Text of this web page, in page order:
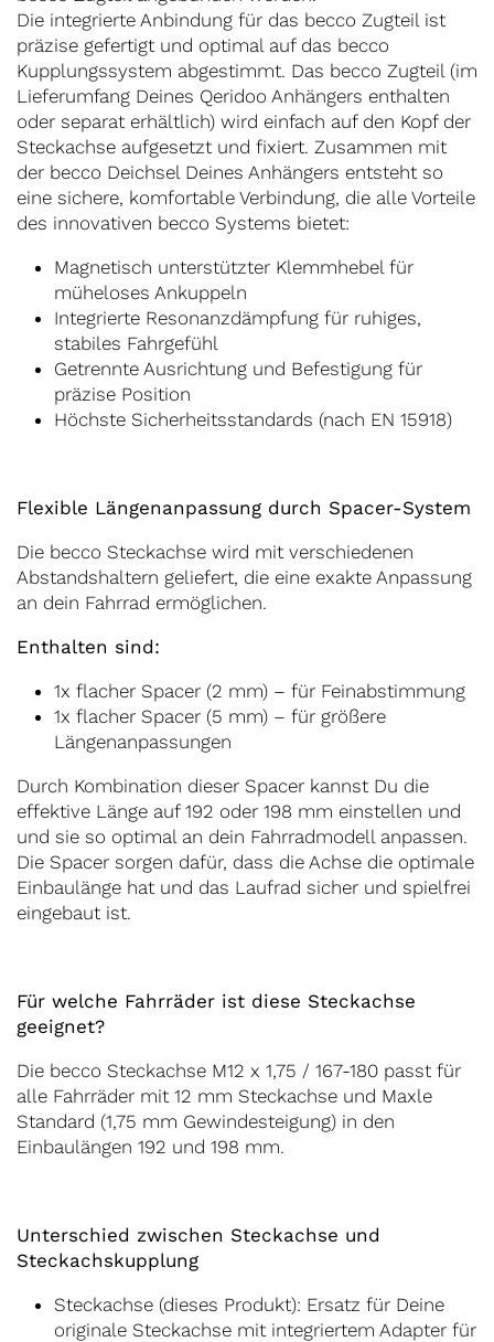
Die integrierte Anbindung für das becco Zugteil ist
präzise gefertigt und optimal auf das becco
Kupplungssystem abgestimmt. Das becco Zugteil (im
Lieferumfang Deines Qeridoo Anhängers enthalten
oder separat erhältlich) wird einfach auf den Kopf der
Steckachse aufgesetzt und fixiert. Zusammen mit
der becco Deichsel Deines Anhängers entsteht so
eine sichere, komfortable Verbindung, die alle Vorteile
des innovativen becco Systems bietet:
Magnetisch unterstützter Klemmhebel für
müheloses Ankuppeln
Integrierte Resonanzdämpfung für ruhiges,
stabiles Fahrgefühl
Getrennte Ausrichtung und Befestigung für
präzise Position
Höchste Sicherheitsstandards (nach EN 15918)
Flexible Längenanpassung durch Spacer-System
Die becco Steckachse wird mit verschiedenen
Abstandshaltern geliefert, die eine exakte Anpassung
an dein Fahrrad ermöglichen.
Enthalten sind:
1x flacher Spacer (2 mm) – für Feinabstimmung
1x flacher Spacer (5 mm) – für größere
Längenanpassungen
Durch Kombination dieser Spacer kannst Du die
effektive Länge auf 192 oder 198 mm einstellen und
und sie so optimal an dein Fahrradmodell anpassen.
Die Spacer sorgen dafür, dass die Achse die optimale
Einbaulänge hat und das Laufrad sicher und spielfrei
eingebaut ist.
Für welche Fahrräder ist diese Steckachse
geeignet?
Die becco Steckachse M12 x 1,75 / 167-180 passt für
alle Fahrräder mit 12 mm Steckachse und Maxle
Standard (1,75 mm Gewindesteigung) in den
Einbaulängen 192 und 198 mm.
Unterschied zwischen Steckachse und
Steckachskupplung
Steckachse (dieses Produkt): Ersatz für Deine
originale Steckachse mit integriertem Adapter für